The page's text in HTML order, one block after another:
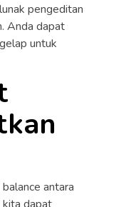
pengeditan
Anda dapat
untuk
antara